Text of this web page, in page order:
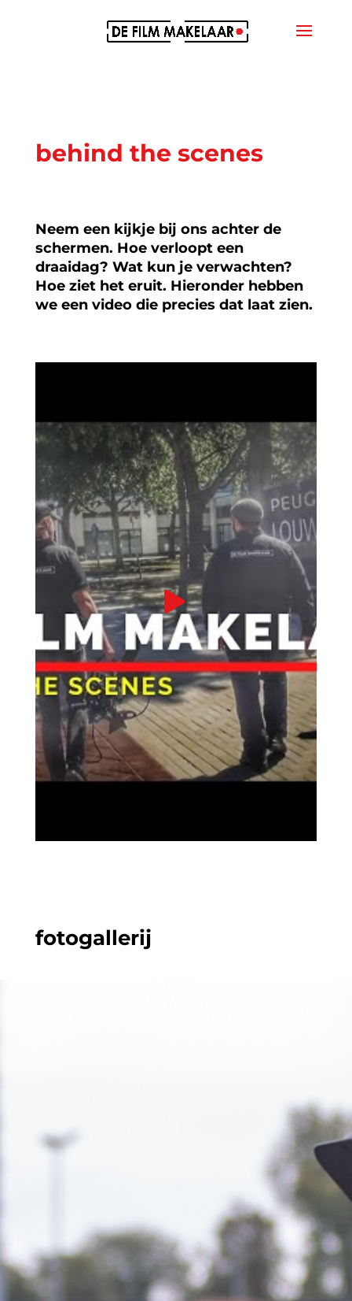
behind the scenes
Neem een kijkje bij ons achter de
schermen. Hoe verloopt een
draaidag? Wat kun je verwachten?
Hoe ziet het eruit. Hieronder hebben
we een video die precies dat laat zien.
fotogallerij